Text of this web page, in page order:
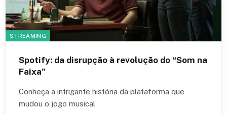
STREAMING
Spotify: da disrupção à revolução do “Som na
Faixa”
Conheça a intrigante história da plataforma que
mudou o jogo musical